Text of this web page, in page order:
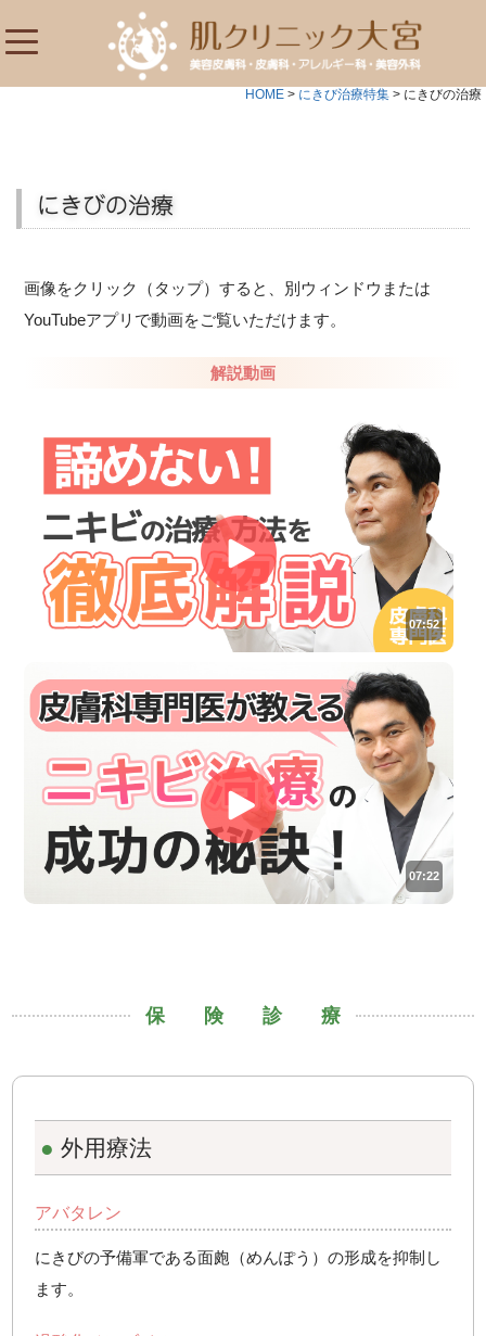
HOME> にきび治療特集> にきびの治療
にきびの治療
画像をクリック（タップ）すると、別ウィンドウまたは
YouTubeアプリで動画をご覧いただけます。
解説動画
07:52
07:22
保険診療
● 外用療法
アバタレン
にきびの予備軍である面皰（めんぽう）の形成を抑制し
ます。